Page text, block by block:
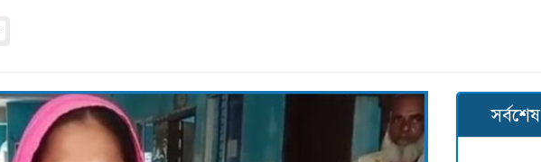
সর্বশেষ